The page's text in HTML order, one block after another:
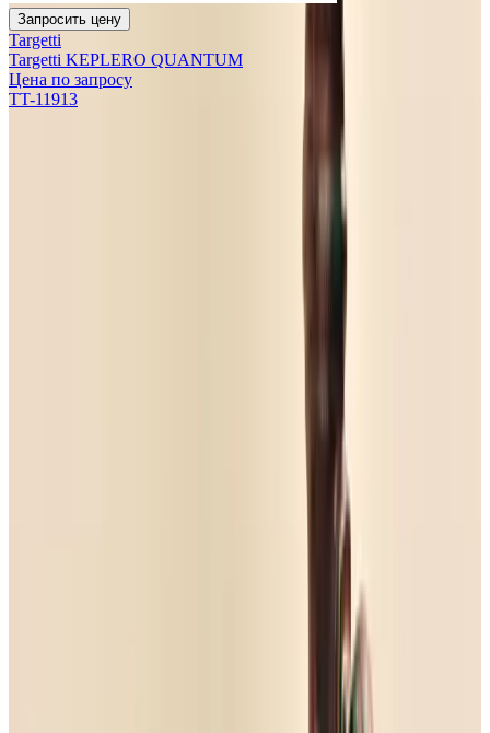
Запросить цену
Targetti
Targetti KEPLERO QUANTUM
Цена по запросу
TT-11913